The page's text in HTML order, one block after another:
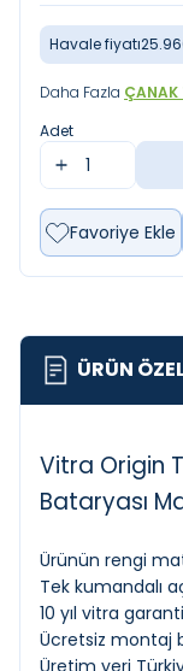
Havale fiyatı
Daha Fazla ÇANAK
Adet
Favoriye Ekle
ÜRÜN
Vitra Origin
Bataryası
Ürünün rengi
Tek kumandalı
10 yıl vitra
Ücretsiz montaj
Üretim yeri